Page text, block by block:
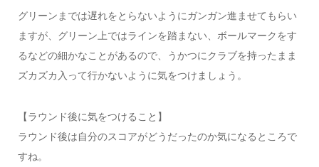
グリーンまでは遅れをとらないようにガンガン進ませてもらい
ますが、グリーン上ではラインを踏まない、ボールマークをす
るなどの細かなことがあるので、うかつにクラブを持ったまま
ズカズカ入って行かないように気をつけましょう。
【ラウンド後に気をつけること】
ラウンド後は自分のスコアがどうだったのか気になるところで
すね。